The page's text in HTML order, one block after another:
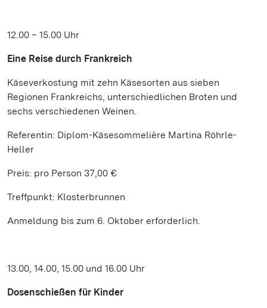
12.00 – 15.00 Uhr
Eine Reise durch Frankreich
Käseverkostung mit zehn Käsesorten aus sieben
Regionen Frankreichs, unterschiedlichen Broten und
sechs verschiedenen Weinen.
Referentin: Diplom-Käsesommelière Martina Röhrle-
Heller
Preis: pro Person 37,00 €
Treffpunkt: Klosterbrunnen
Anmeldung bis zum 6. Oktober erforderlich.
13.00, 14.00, 15.00 und 16.00 Uhr
Dosenschießen für Kinder